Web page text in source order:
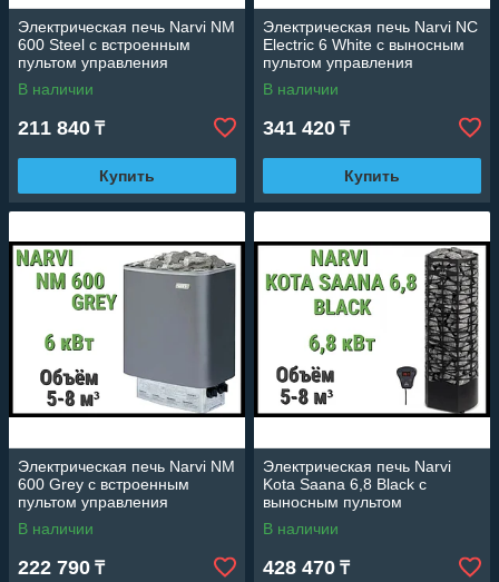
Электрическая печь Narvi NM
600 Steel с встроенным
пультом управления
(Мощность 6 кВт, объем 5-8
м3)
В наличии
211 840 ₸
Купить
Электрическая печь Narvi NC
Electric 6 White с выносным
пультом управления
(Мощность 6 кВт, объем 6-9
м3)
В наличии
341 420 ₸
Купить
Электрическая печь Narvi NM
600 Grey с встроенным
пультом управления
(Мощность 6 кВт, объем 5-8
м3)
В наличии
222 790 ₸
Электрическая печь Narvi
Kota Saana 6,8 Black с
выносным пультом
управления (Мощность 6,8
кВт, объем 5-8 м3)
В наличии
428 470 ₸